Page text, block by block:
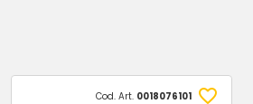
Cod. Art. 0018076101